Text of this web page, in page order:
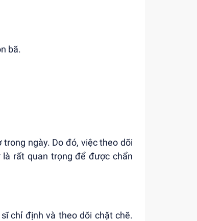
bã.
ngày. Do đó, việc theo dõi
rất quan trọng để được chẩn
chỉ định và theo dõi chặt chẽ.